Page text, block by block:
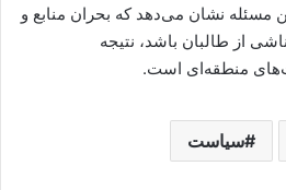
مسئله نشان می‌دهد که بحران منابع و
از طالبان باشد، نتیجه
منطقه‌ای است.
سیاست